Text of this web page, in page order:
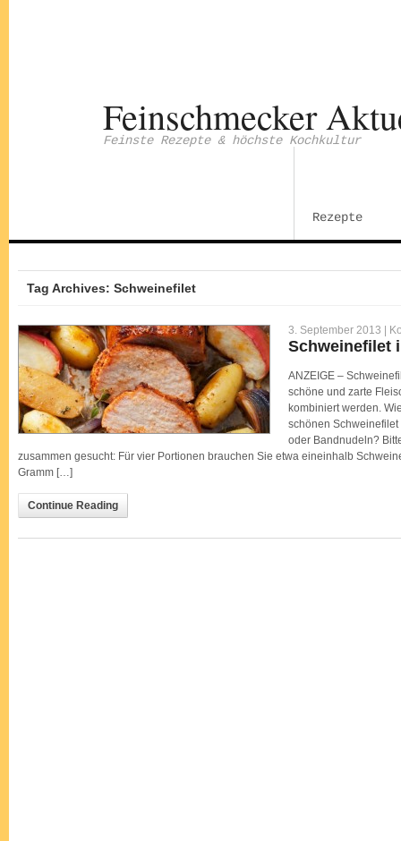
Feinschmecker
Feinste Rezepte & höchste Kochkultur
Rezepte
Tag Archives: Schweinefilet
3. September 2013 |
Schweinefilet
ANZEIGE –
schöne und zarte
kombiniert werden.
schönen
oder Bandnudeln?
zusammen gesucht: Für vier Portionen brauchen Sie etwa eineinhalb
Gramm […]
Continue Reading